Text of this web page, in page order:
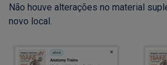
Não houve alterações no material
novo local.